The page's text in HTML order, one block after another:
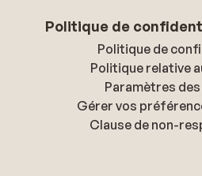
Politique de
Politique de
Politique relative
Paramètres
Gérer vos
Clause de non-